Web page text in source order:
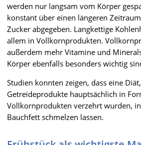
werden nur langsam vom Körper
konstant über einen längeren
Zucker abgegeben. Langkettige
allem in Vollkornprodukten.
außerdem mehr Vitamine und
Körper ebenfalls besonders wichtig
Studien konnten zeigen, dass eine
Getreideprodukte hauptsächlich in
Vollkornprodukten verzehrt wurden,
Bauchfett schmelzen lassen.